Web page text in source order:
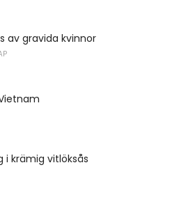
av gravida kvinnor
i krämig vitlöksås